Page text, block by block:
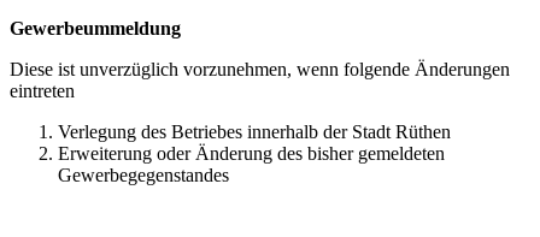
Gewerbeummeldung
Diese ist unverzüglich vorzunehmen, wenn folgende Änderungen
eintreten
Verlegung des Betriebes innerhalb der Stadt Rüthen
Erweiterung oder Änderung des bisher gemeldeten
Gewerbegegenstandes